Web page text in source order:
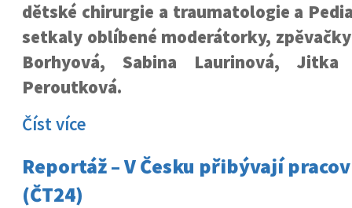
dětské chirurgie a traumatologie a
setkaly oblíbené moderátorky,
Borhyová, Sabina Laurinová,
Peroutková.
Číst více
Reportáž – V Česku přibývají
(ČT24)